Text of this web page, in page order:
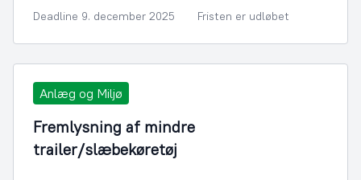
Deadline 9. december 2025 Fristen er udløbet
Anlæg og Miljø
Fremlysning af mindre
trailer/slæbekøretøj